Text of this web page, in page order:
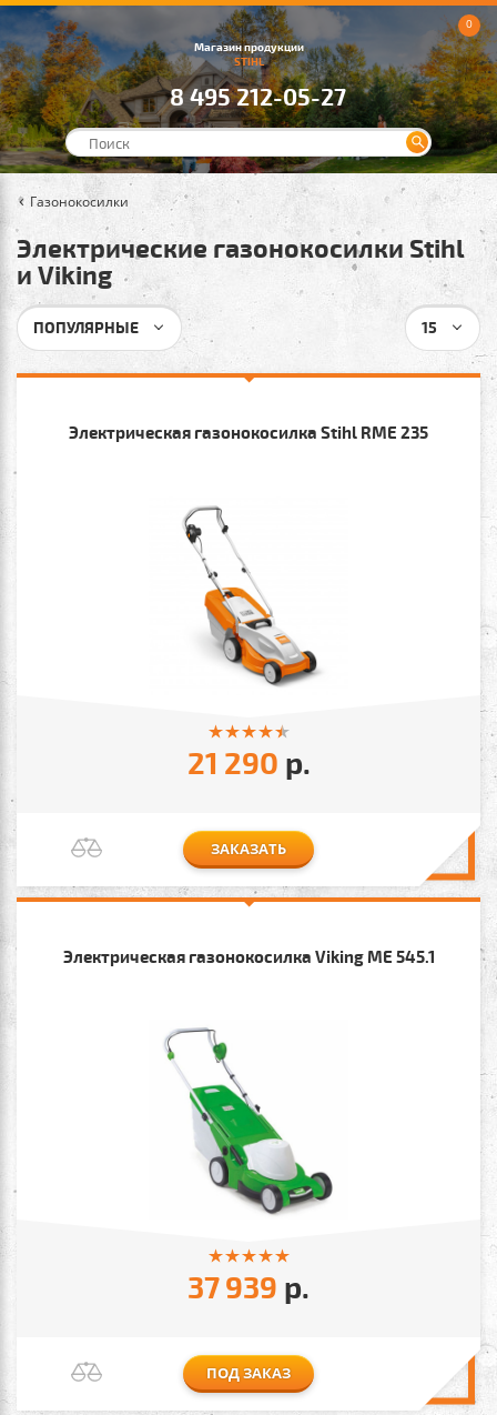
Магазин продукции
STIHL
8 495 212-05-27
0
Газонокосилки
Электрические газонокосилки Stihl
и Viking
ПОПУЛЯРНЫЕ 15
Электрическая газонокосилка Stihl RME 235
21 290 р.
ЗАКАЗАТЬ
Электрическая газонокосилка Viking МЕ 545.1
37 939 р.
ПОД ЗАКАЗ